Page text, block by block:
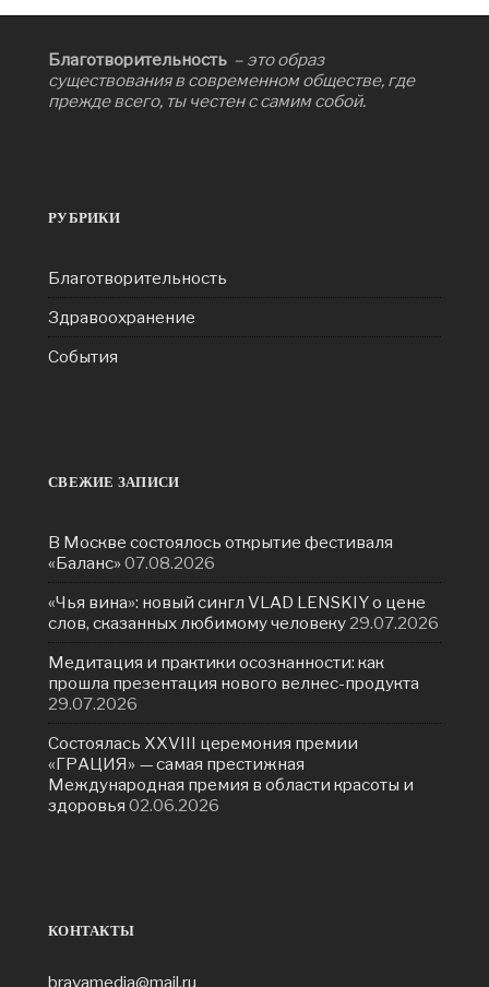
Благотворительность – это образ
существования в современном обществе, где
прежде всего, ты честен с самим собой.
РУБРИКИ
Благотворительность
Здравоохранение
События
СВЕЖИЕ ЗАПИСИ
В Москве состоялось открытие фестиваля
«Баланс» 07.08.2026
«Чья вина»: новый сингл VLAD LENSKIY о цене
слов, сказанных любимому человеку29.07.2026
Медитация и практики осознанности: как
прошла презентация нового велнес-продукта
29.07.2026
Состоялась ХXVIII церемония премии
«ГРАЦИЯ» — самая престижная
Международная премия в области красоты и
здоровья 02.06.2026
КОНТАКТЫ
bravamedia@mail.ru